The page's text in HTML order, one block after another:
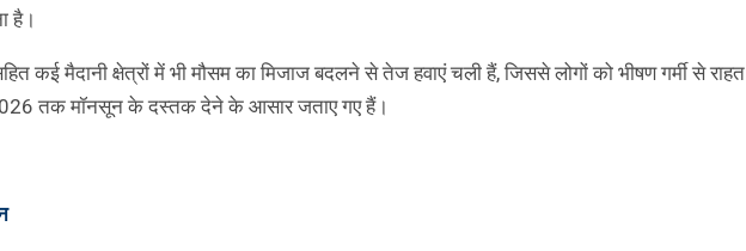
है।
कई मैदानी क्षेत्रों में भी मौसम का मिजाज बदलने से तेज हवाएं चली हैं, जिससे लोगों को भीषण गर्मी से राहत
तक मॉनसून के दस्तक देने के आसार जताए गए हैं।